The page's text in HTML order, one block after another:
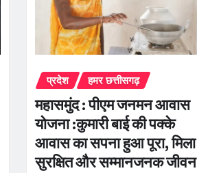
प्रदेश हमर छत्तीसगढ़
महासमुंद : पीएम जनमन आवास
योजना :कुमारी बाई की पक्के
आवास का सपना हुआ पूरा, मिला
सुरक्षित और सम्मानजनक जीवन